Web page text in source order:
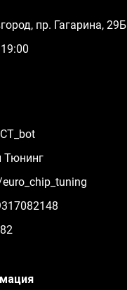
пр. Гагарина, 29Б
Тюнинг